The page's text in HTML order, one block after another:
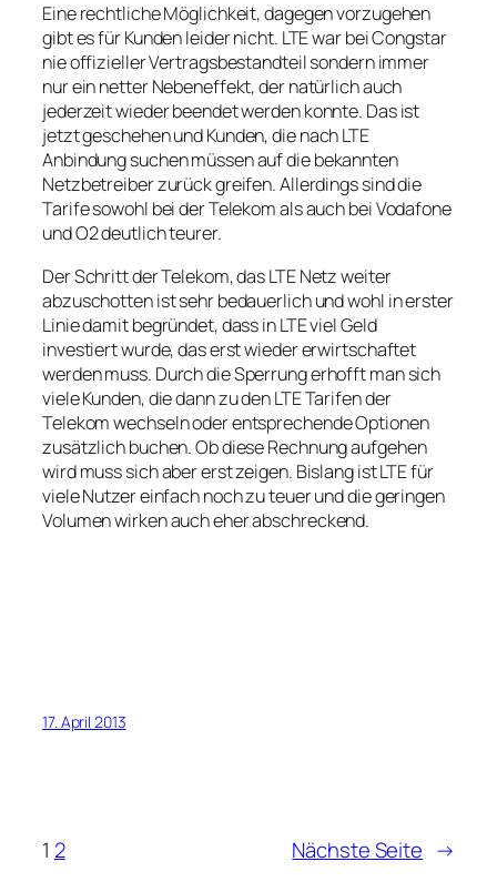
Eine rechtliche Möglichkeit, dagegen vorzugehen
gibt es für Kunden leider nicht. LTE war bei Congstar
nie offizieller Vertragsbestandteil sondern immer
nur ein netter Nebeneffekt, der natürlich auch
jederzeit wieder beendet werden konnte. Das ist
jetzt geschehen und Kunden, die nach LTE
Anbindung suchen müssen auf die bekannten
Netzbetreiber zurück greifen. Allerdings sind die
Tarife sowohl bei der Telekom als auch bei Vodafone
und O2 deutlich teurer.
Der Schritt der Telekom, das LTE Netz weiter
abzuschotten ist sehr bedauerlich und wohl in erster
Linie damit begründet, dass in LTE viel Geld
investiert wurde, das erst wieder erwirtschaftet
werden muss. Durch die Sperrung erhofft man sich
viele Kunden, die dann zu den LTE Tarifen der
Telekom wechseln oder entsprechende Optionen
zusätzlich buchen. Ob diese Rechnung aufgehen
wird muss sich aber erst zeigen. Bislang ist LTE für
viele Nutzer einfach noch zu teuer und die geringen
Volumen wirken auch eher abschreckend.
17. April 2013
1 2 Nächste Seite →